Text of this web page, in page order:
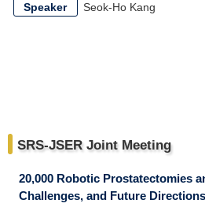
Speaker Seok-Ho Kang
SRS-JSER Joint Meeting
20,000 Robotic Prostatectomies
Challenges, and Future Directions